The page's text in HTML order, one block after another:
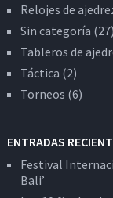
Relojes de
Sin categoría (27)
Tableros de
Táctica (2)
Torneos (6)
ENTRADAS
Festival
Bali’